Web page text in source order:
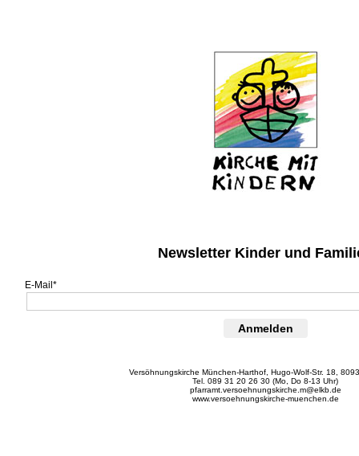
Newsletter Kinder und
E-Mail*
Anmelden
Versöhnungskirche München-Harthof, Hugo-Wolf-Str. 18,
Tel. 089 31 20 26 30 (Mo, Do 8-13 Uhr)
pfarramt.versoehnungskirche.m@elkb.de
www.versoehnungskirche-muenchen.de